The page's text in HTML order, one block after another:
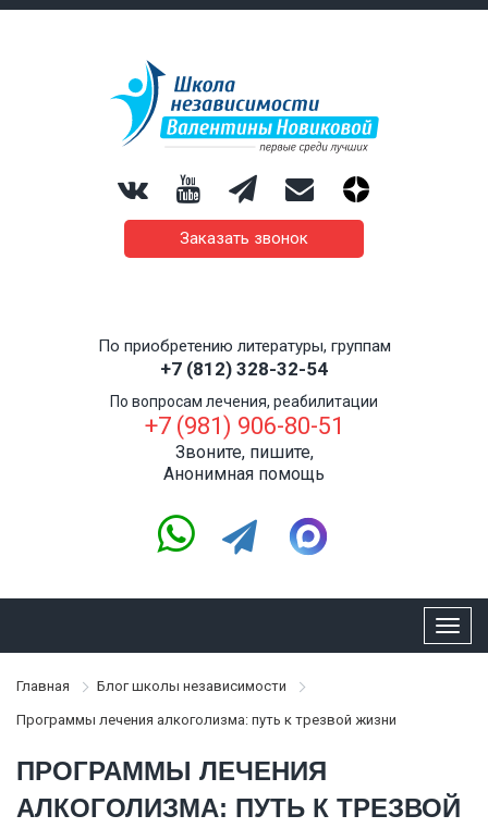
Заказать звонок
По приобретению литературы, группам
+7 (812) 328-32-54
По вопросам лечения, реабилитации
+7 (981) 906-80-51
Звоните, пишите,
Анонимная помощь
Главная Блог школы независимости
Программы лечения алкоголизма: путь к трезвой жизни
ПРОГРАММЫ ЛЕЧЕНИЯ
АЛКОГОЛИЗМА: ПУТЬ К ТРЕЗВОЙ